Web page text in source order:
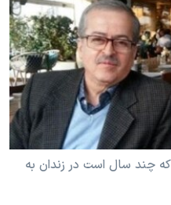
چند سال است در زندان به